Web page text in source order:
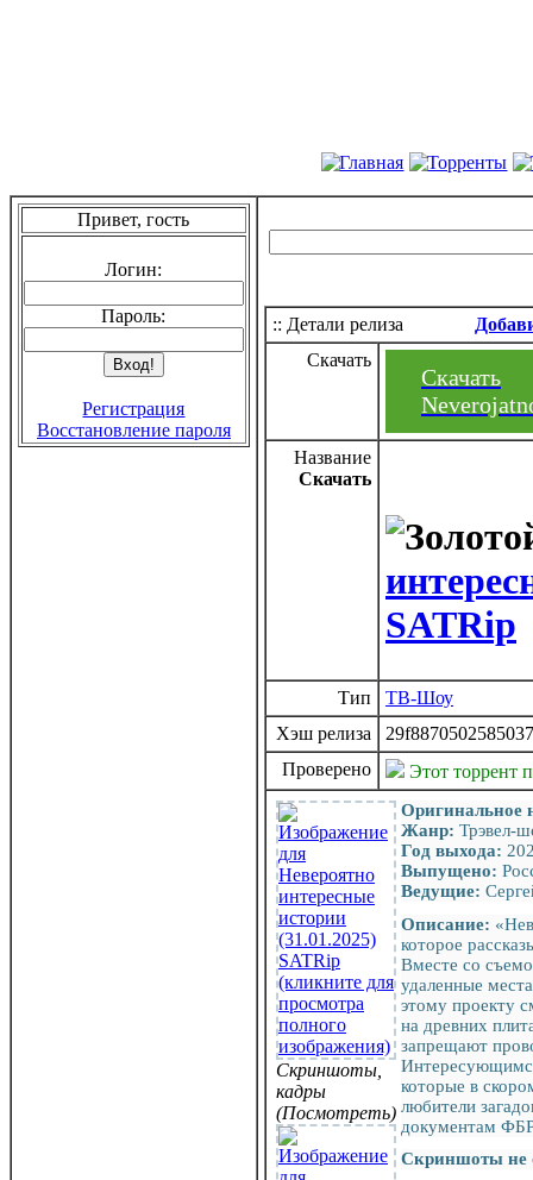
Привет, гость
Логин:
Пароль:
Регистрация
Восстановление пароля
:: Детали релиза
Скачать
Скачать
Название
Скачать
SATRip
Тип
ТВ-Шоу
Хэш релиза
Проверено
Этот торрент
Скриншоты,
кадры
(Посмотреть)
Оригинальное
Жанр: Трэвел-
Год выхода:
Выпущено:
Ведущие:
Описание:
которое
Вместе со
удаленные
этому проекту
на древних
запрещают
которые в
любители
документам
Скриншоты не